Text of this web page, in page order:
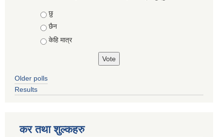
Choices
छु
छैन
केहि मात्र
Older polls
Results
कर तथा शुल्कहरु